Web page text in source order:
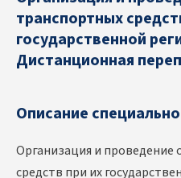
транспортных
государственной
Дистанционная
Описание
Организация и проведение
средств при их